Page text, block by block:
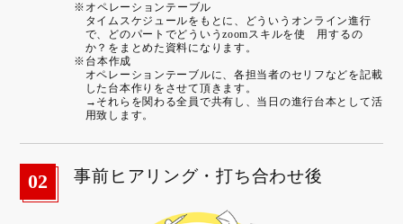
※オペレーションテーブル
タイムスケジュールをもとに、どういうオンライン進行
で、どのパートでどういうzoomスキルを使 用するの
か？をまとめた資料になります。
※台本作成
オペレーションテーブルに、各担当者のセリフなどを記載
した台本作りをさせて頂きます。
→それらを関わる全員で共有し、当日の進行台本として活
用致します。
02 事前ヒアリング・打ち合わせ後